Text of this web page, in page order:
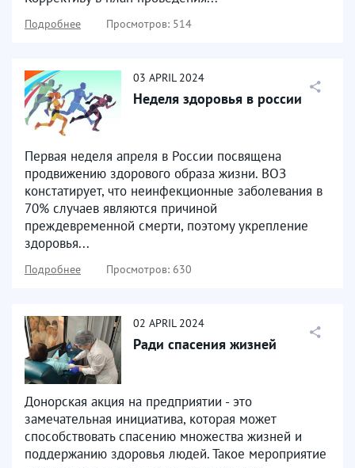
Подробнее Просмотров: 514
03 APRIL 2024
Неделя здоровья в россии
Первая неделя апреля в России посвящена
продвижению здорового образа жизни. ВОЗ
констатирует, что неинфекционные заболевания в
70% случаев являются причиной
преждевременной смерти, поэтому укрепление
здоровья...
Подробнее Просмотров: 630
02 APRIL 2024
Ради спасения жизней
Донорская акция на предприятии - это
замечательная инициатива, которая может
способствовать спасению множества жизней и
поддержанию здоровья людей. Такое мероприятие